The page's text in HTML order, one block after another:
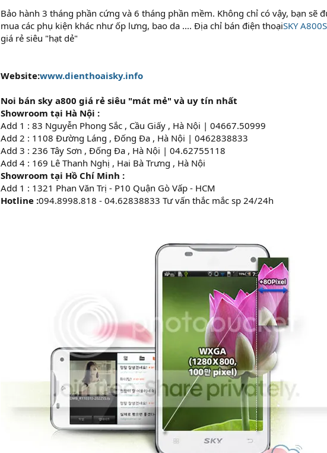
Bảo hành 3 tháng phần cứng và 6 tháng phần mềm. Không chỉ có vậy, bạn sẽ
mua các phụ kiện khác như ốp lưng, bao da .... Địa chỉ bán điện thoạiSKY A800S
giá rẻ siêu "hạt dẻ"
Website:www.dienthoaisky.info
Noi bán sky a800 giá rẻ siêu "mát mẻ" và uy tín nhất
Showroom tại Hà Nội :
Add 1 : 83 Nguyễn Phong Sắc , Cầu Giấy , Hà Nội | 04667.50999
Add 2 : 1108 Đường Láng , Đống Đa , Hà Nội | 0462838833
Add 3 : 236 Tây Sơn , Đống Đa , Hà Nội | 04.62755118
Add 4 : 169 Lê Thanh Nghị , Hai Bà Trưng , Hà Nội
Showroom tại Hồ Chí Minh :
Add 1 : 1321 Phan Văn Trị - P10 Quận Gò Vấp - HCM
Hotline :094.8998.818 - 04.62838833 Tư vấn thắc mắc sp 24/24h